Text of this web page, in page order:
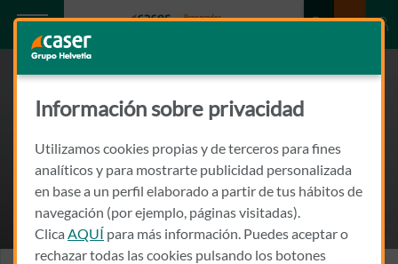
Información sobre privacidad
Utilizamos cookies propias y de terceros para fines
analíticos y para mostrarte publicidad personalizada
en base a un perfil elaborado a partir de tus hábitos de
navegación (por ejemplo, páginas visitadas).
Clica AQUÍ para más información. Puedes aceptar o
rechazar todas las cookies pulsando los botones